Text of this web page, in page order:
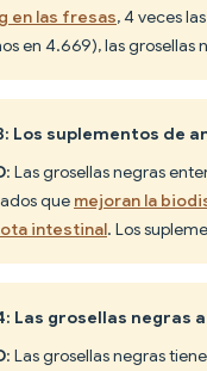
en las fresas, 4 veces
en 4.669), las grosellas
Los suplementos de
: Las grosellas negras
que mejoran la
intestinal. Los
Las grosellas
: Las grosellas negras